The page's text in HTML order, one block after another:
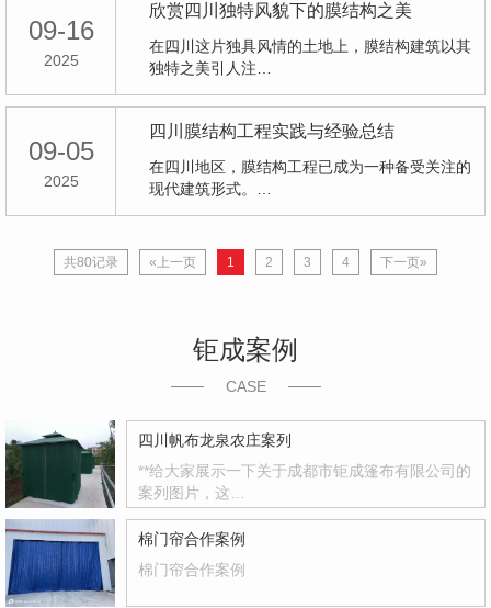
09-16
2025
欣赏四川独特风貌下的膜结构之美
在四川这片独具风情的土地上，膜结构建筑以其
独特之美引人注…
09-05
2025
四川膜结构工程实践与经验总结
在四川地区，膜结构工程已成为一种备受关注的
现代建筑形式。…
共80记录 «上一页 1 2 3 4 下一页»
钜成案例
CASE
四川帆布龙泉农庄案列
**给大家展示一下关于成都市钜成篷布有限公司的
案列图片，这…
棉门帘合作案例
棉门帘合作案例